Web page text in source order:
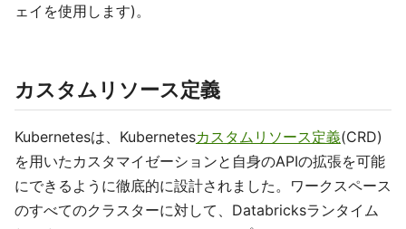
ェイを使用します)。
カスタムリソース定義
Kubernetesは、Kubernetesカスタムリソース定義(CRD)
を用いたカスタマイゼーションと自身のAPIの拡張を可能
にできるように徹底的に設計されました。ワークスペース
のすべてのクラスターに対して、Databricksランタイム